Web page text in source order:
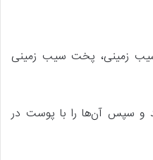
سیب زمینی، پخت سیب زمینی
و سپس آن‌ها را با پوست در